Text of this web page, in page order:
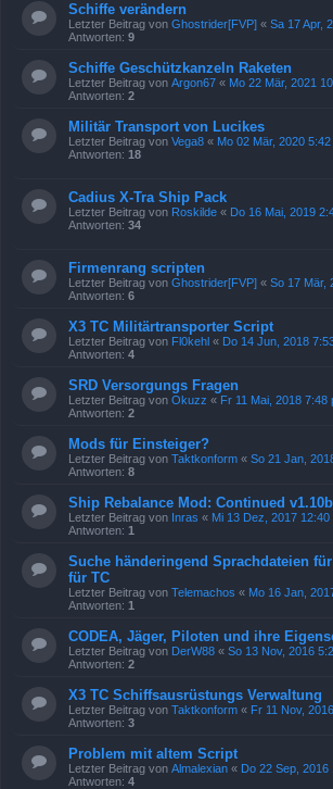
Schiffe verändern
Letzter Beitrag von Ghostrider[FVP] « Sa 17 Apr,
Antworten: 9
Schiffe Geschützkanzeln Raketen
Letzter Beitrag von Argon67 « Mo 22 Mär, 2021
Antworten: 2
Militär Transport von Lucikes
Letzter Beitrag von Vega8 « Mo 02 Mär, 2020
Antworten: 18
Cadius X-Tra Ship Pack
Letzter Beitrag von Roskilde « Do 16 Mai, 2019
Antworten: 34
Firmenrang scripten
Letzter Beitrag von Ghostrider[FVP] « So 17 Mär,
Antworten: 6
X3 TC Militärtransporter Script
Letzter Beitrag von Fl0kehl « Do 14 Jun, 2018
Antworten: 4
SRD Versorgungs Fragen
Letzter Beitrag von Okuzz « Fr 11 Mai, 2018 7:48
Antworten: 2
Mods für Einsteiger?
Letzter Beitrag von Taktkonform « So 21 Jan,
Antworten: 8
Ship Rebalance Mod: Continued v1.10b
Letzter Beitrag von Inras « Mi 13 Dez, 2017 12:40
Antworten: 1
Suche händeringend Sprachdateien für
für TC
Letzter Beitrag von Telemachos « Mo 16 Jan,
Antworten: 1
CODEA, Jäger, Piloten und ihre
Letzter Beitrag von DerW88 « So 13 Nov, 2016
Antworten: 2
X3 TC Schiffsausrüstungs Verwaltung
Letzter Beitrag von Taktkonform « Fr 11 Nov,
Antworten: 3
Problem mit altem Script
Letzter Beitrag von Almalexian « Do 22 Sep, 2016
Antworten: 4